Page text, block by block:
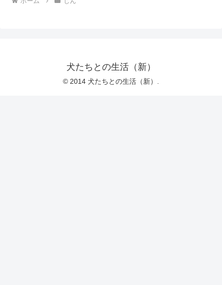
犬たちとの生活（新）
© 2014 犬たちとの生活（新）.